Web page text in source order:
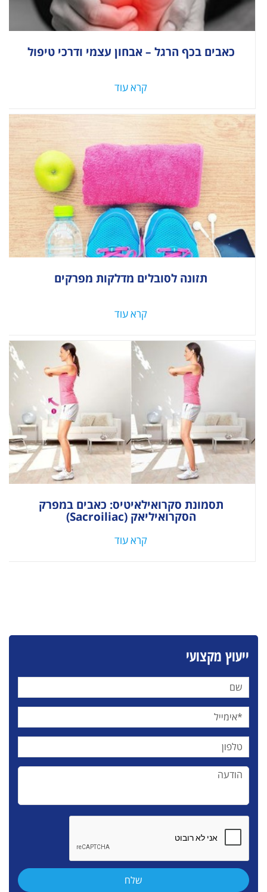
כאבים בכף הרגל – אבחון עצמי ודרכי טיפול
קרא עוד
תזונה לסובלים מדלקות מפרקים
קרא עוד
תסמונת סקרואילאיטיס: כאבים במפרק
הסקרואיליאק (Sacroiliac)
קרא עוד
ייעוץ מקצועי